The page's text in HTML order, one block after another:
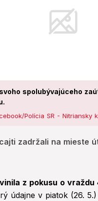
spolubývajúceho
Polícia SR - Nitriansky
zadržali na mieste
z pokusu o vraždu
údajne v piatok (26.